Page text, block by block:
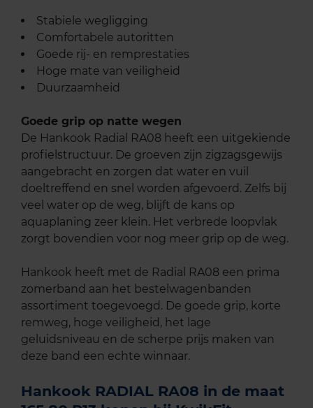
Stabiele wegligging
Comfortabele autoritten
Goede rij- en remprestaties
Hoge mate van veiligheid
Duurzaamheid
Goede grip op natte wegen
De Hankook Radial RA08 heeft een uitgekiende
profielstructuur. De groeven zijn zigzagsgewijs
aangebracht en zorgen dat water en vuil
doeltreffend en snel worden afgevoerd. Zelfs bij
veel water op de weg, blijft de kans op
aquaplaning zeer klein. Het verbrede loopvlak
zorgt bovendien voor nog meer grip op de weg.
Hankook heeft met de Radial RA08 een prima
zomerband aan het bestelwagenbanden
assortiment toegevoegd. De goede grip, korte
remweg, hoge veiligheid, het lage
geluidsniveau en de scherpe prijs maken van
deze band een echte winnaar.
Hankook RADIAL RA08 in de maat